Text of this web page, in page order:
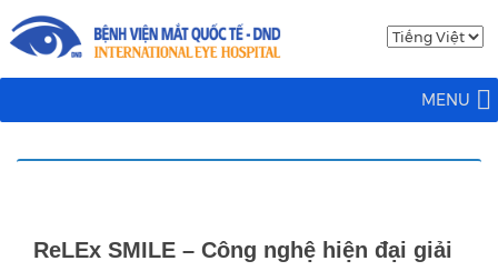
MENU
ReLEx SMILE – Công nghệ hiện đại giải